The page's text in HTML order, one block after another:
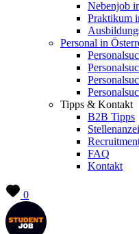
Nebenjob
Praktikum
Personal in
Tipps & Kontakt
B2B Tipps
FAQ
Kontakt
0